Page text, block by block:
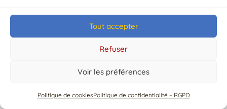
Tout accepter
Refuser
Voir les préférences
Politique de cookiesPolitique de confidentialité – RGPD
© Mairie de Chaource [2004-2024] | Tous droits réservés.